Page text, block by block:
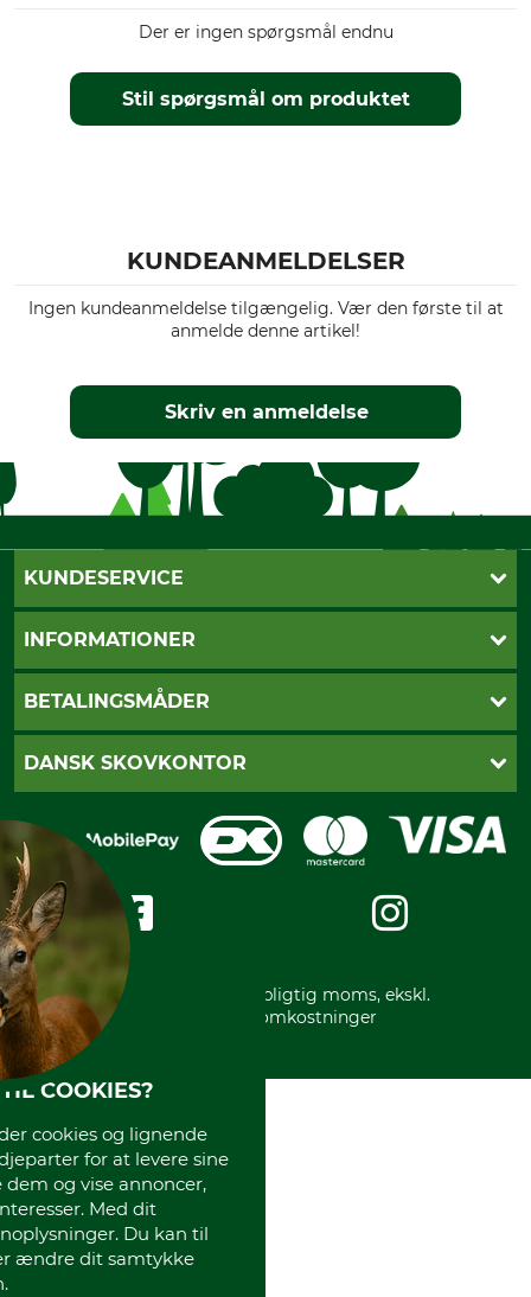
Stil spørgsmål om produktet
Der er ingen spørgsmål endnu
KUNDEANMELDELSER
Ingen kundeanmeldelse tilgængelig. Vær den første til at
anmelde denne artikel!
Skriv en anmeldelse
KUNDESERVICE
Kontakt
Cookie-indstillinger
INFORMATIONER
Betalingsmåder
Privatlivspolitik
Handelsbetingelser
Impressum
Gratis returlabel
BETALINGSMÅDER
Dankort
Kreditkort
DANSK SKOVKONTOR
Messe datoer
Om os
International
* Alle priser inkl. lovpligtig moms, ekskl.
forsendelsesomkostninger
COOKIES?
cookies og lignende
for at levere sine
og vise annoncer,
Med dit
Du kan til
ændre dit samtykke